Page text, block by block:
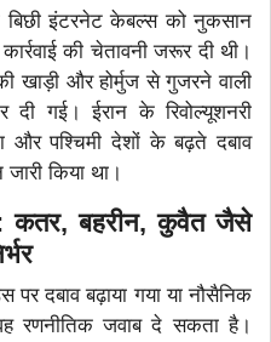
इंटरनेट केबल्स को नुकसान
की चेतावनी जरूर दी थी।
खाड़ी और होर्मुज से गुजरने वाली
गई। ईरान के रिवोल्यूशनरी
और पश्चिमी देशों के बढ़ते दबाव
किया था।
बहरीन, कुवैत जैसे
दबाव बढ़ाया गया या नौसैनिक
रणनीतिक जवाब दे सकता है।